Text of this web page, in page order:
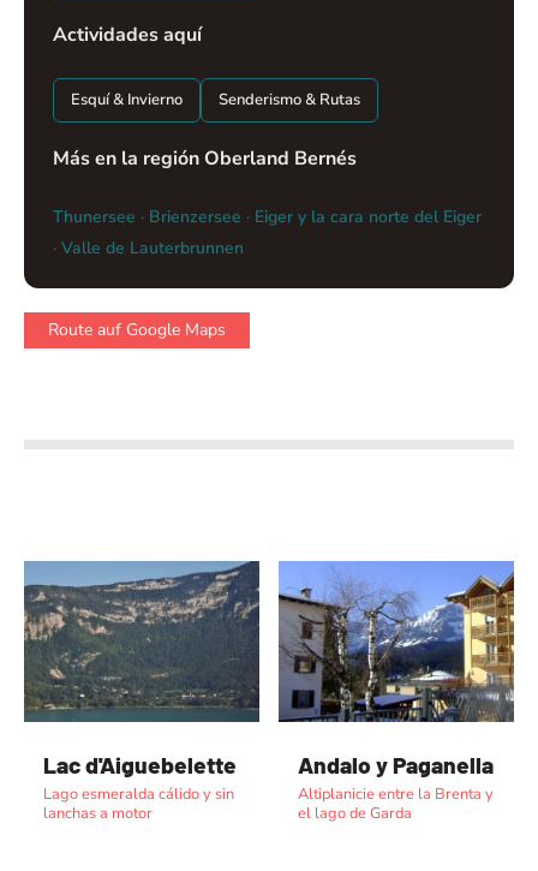
Actividades aquí
Esquí & Invierno Senderismo & Rutas
Más en la región Oberland Bernés
Thunersee · Brienzersee · Eiger y la cara norte del Eiger
· Valle de Lauterbrunnen
Route auf Google Maps
Lac d'Aiguebelette
Lago esmeralda cálido y sin
lanchas a motor
Andalo y Paganella
Altiplanicie entre la Brenta y
el lago de Garda